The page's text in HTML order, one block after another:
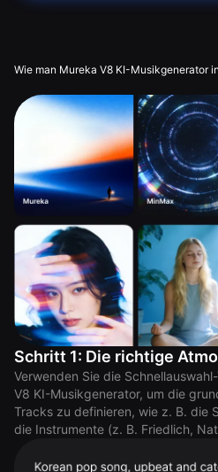
Wie man Mureka V8 KI-Musikgenerator
Schritt 1: Die richtige
Verwenden Sie die
V8 KI-Musikgenerator, um die
Tracks zu definieren, wie z. B. die
die Instrumente (z. B. Friedlich,